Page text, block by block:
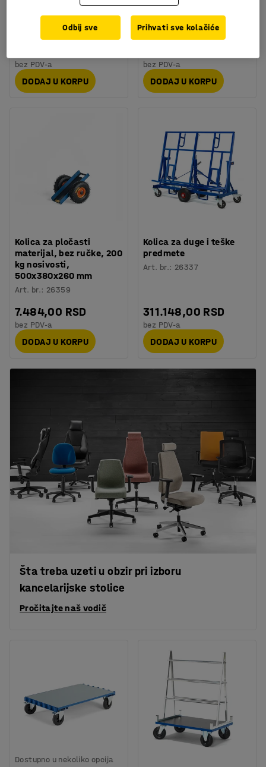
1900x700x1470 mm,
crvena
26360
bez PDV-a
DODAJ U KORPU
kg, 500x380x90 mm
Art. br.:25865
bez PDV-a
DODAJ U KORPU
Kolica za pločasti
materijal, bez ručke, 200
kg nosivosti,
500x380x260 mm
Art. br.: 26359
7.484,00 RSD
bez PDV-a
DODAJ U KORPU
Kolica za duge i teške
predmete
Art. br.: 26337
311.148,00 RSD
bez PDV-a
DODAJ U KORPU
Šta treba uzeti u obzir pri izboru
kancelarijske stolice
Pročitajte naš vodič
Dostupno u nekoliko opcija
Odbij sve Prihvati sve kolačiće